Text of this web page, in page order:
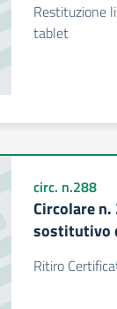
Restituzione
tablet
circ. n.288
Circolare
sostitutivo
Ritiro